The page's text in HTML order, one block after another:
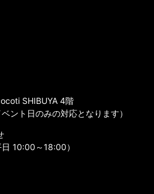
SHIBUYA 4階
ベント日のみの対応となります）
日 10:00～18:00）